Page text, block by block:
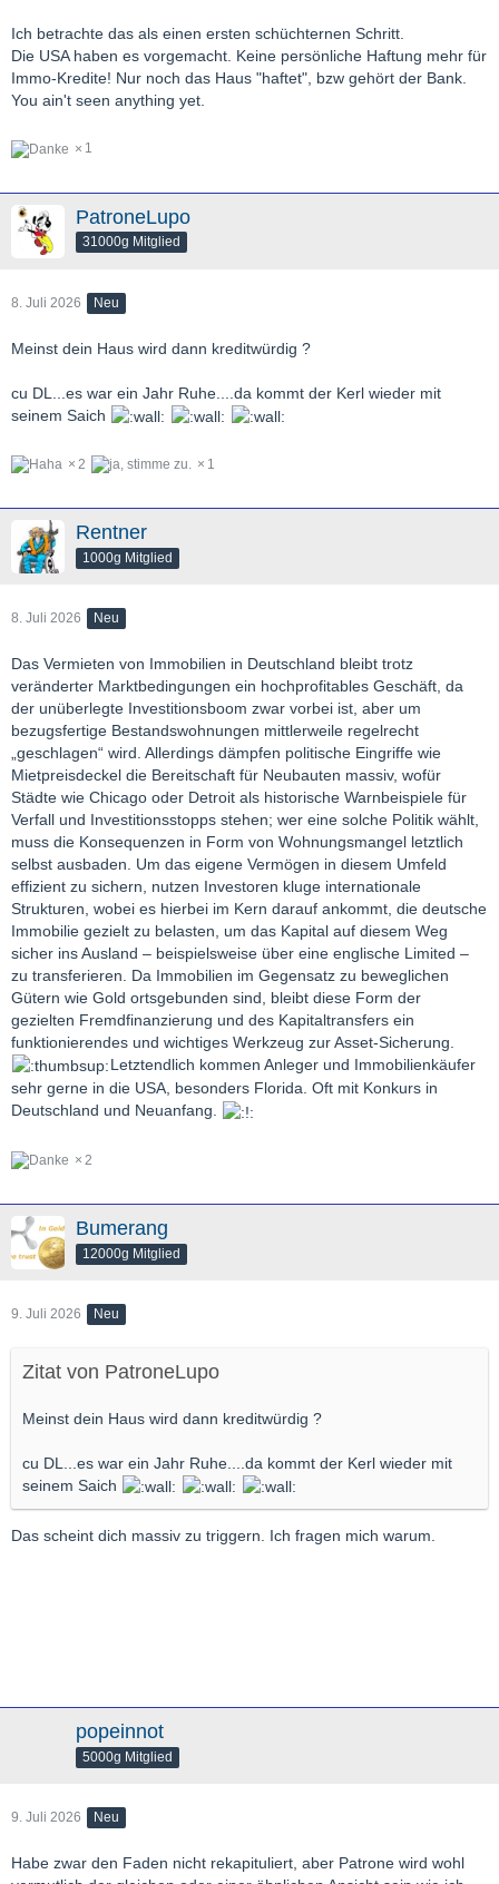
Wohnungsbau bereitstellen. Ziel ist es, Baufinanzierungen zu
erleichtern und Investitionen anzukurbeln.
Ich betrachte das als einen ersten schüchternen Schritt.
Die USA haben es vorgemacht. Keine persönliche Haftung mehr für
Immo-Kredite! Nur noch das Haus "haftet", bzw gehört der Bank.
You ain't seen anything yet.
1
PatroneLupo
31000g Mitglied
8. Juli 2026 Neu
Meinst dein Haus wird dann kreditwürdig ?
cu DL...es war ein Jahr Ruhe....da kommt der Kerl wieder mit
seinem Saich
2 1
Rentner
1000g Mitglied
8. Juli 2026 Neu
Das Vermieten von Immobilien in Deutschland bleibt trotz
veränderter Marktbedingungen ein hochprofitables Geschäft, da
der unüberlegte Investitionsboom zwar vorbei ist, aber um
bezugsfertige Bestandswohnungen mittlerweile regelrecht
„geschlagen“ wird. Allerdings dämpfen politische Eingriffe wie
Mietpreisdeckel die Bereitschaft für Neubauten massiv, wofür
Städte wie Chicago oder Detroit als historische Warnbeispiele für
Verfall und Investitionsstopps stehen; wer eine solche Politik wählt,
muss die Konsequenzen in Form von Wohnungsmangel letztlich
selbst ausbaden. Um das eigene Vermögen in diesem Umfeld
effizient zu sichern, nutzen Investoren kluge internationale
Strukturen, wobei es hierbei im Kern darauf ankommt, die deutsche
Immobilie gezielt zu belasten, um das Kapital auf diesem Weg
sicher ins Ausland – beispielsweise über eine englische Limited –
zu transferieren. Da Immobilien im Gegensatz zu beweglichen
Gütern wie Gold ortsgebunden sind, bleibt diese Form der
gezielten Fremdfinanzierung und des Kapitaltransfers ein
funktionierendes und wichtiges Werkzeug zur Asset-Sicherung.
Letztendlich kommen Anleger und Immobilienkäufer
sehr gerne in die USA, besonders Florida. Oft mit Konkurs in
Deutschland und Neuanfang.
2
Bumerang
12000g Mitglied
9. Juli 2026 Neu
Zitat von PatroneLupo
Meinst dein Haus wird dann kreditwürdig ?
cu DL...es war ein Jahr Ruhe....da kommt der Kerl wieder mit
seinem Saich
Das scheint dich massiv zu triggern. Ich fragen mich warum.
popeinnot
5000g Mitglied
9. Juli 2026 Neu
Habe zwar den Faden nicht rekapituliert, aber Patrone wird wohl